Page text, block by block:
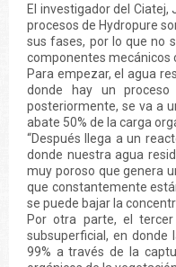
El investigador del Ciatej,
procesos de Hydropure
sus fases, por lo que no
componentes mecánicos
Para empezar, el agua
donde hay un proceso
posteriormente, se va a
abate 50% de la carga
“Después llega a un
donde nuestra agua
muy poroso que genera
que constantemente
se puede bajar la
Por otra parte, el
subsuperficial, en donde
99% a través de la